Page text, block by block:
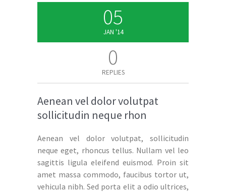
05
JAN '14
0
REPLIES
Aenean vel dolor volutpat
sollicitudin neque rhon
Aenean vel dolor volutpat, sollicitudin
neque eget, rhoncus tellus. Nullam vel leo
sagittis ligula eleifend euismod. Proin sit
amet massa commodo, faucibus tortor ut,
vehicula nibh. Sed porta elit a odio ultrices,